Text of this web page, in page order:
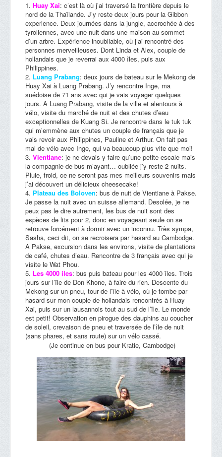
Huay Xai: c’est là où j’ai traversé la frontière depuis le
nord de la Thaïlande. J’y reste deux jours pour la Gibbon
experience. Deux journées dans la jungle, accrochée à des
tyroliennes, avec une nuit dans une maison au sommet
d’un arbre. Expérience inoubliable, où j’ai rencontré des
personnes merveilleuses. Dont Linda et Alex, couple de
hollandais que je reverrai aux 4000 îles, puis aux
Philippines.
Luang Prabang: deux jours de bateau sur le Mekong de
Huay Xai à Luang Prabang. J’y rencontre Inge, ma
suédoise de 71 ans avec qui je vais voyager quelques
jours. A Luang Prabang, visite de la ville et alentours à
vélo, visite du marché de nuit et des chutes d’eau
exceptionnelles de Kuang Si. Je rencontre dans le tuk tuk
qui m’emmène aux chutes un couple de français que je
vais revoir aux Philippines, Pauline et Arthur. On fait pas
mal de vélo avec Inge, qui va beaucoup plus vite que moi!
Vientiane: je ne devais y faire qu’une petite escale mais
la compagnie de bus m’ayant… oubliée j’y reste 2 nuits.
Pluie, froid, ce ne seront pas mes meilleurs souvenirs mais
j’ai découvert un délicieux cheesecake!
Plateau des Boloven: bus de nuit de Vientiane à Pakse.
Je passe la nuit avec un suisse allemand. Desolée, je ne
peux pas le dire autrement, les bus de nuit sont des
espèces de lits pour 2, donc en voyageant seule on se
retrouve forcément à dormir avec un inconnu. Très sympa,
Sasha, ceci dit, on se recroisera par hasard au Cambodge.
A Pakse, excursion dans les environs, visite de plantations
de café, chutes d’eau. Rencontre de 3 français avec qui je
visite le Wat Phou.
Les 4000 iles: bus puis bateau pour les 4000 îles. Trois
jours sur l’île de Don Khone, à faire du rien. Descente du
Mekong sur un pneu, tour de l’île à vélo, où je tombe par
hasard sur mon couple de hollandais rencontrés à Huay
Xai, puis sur un lausannois tout au sud de l’île. Le monde
est petit! Observation en pirogue des dauphins au coucher
de soleil, crevaison de pneu et traversée de l’île de nuit
(sans phares, et sans route) sur un vélo cassé.
(Je continue en bus pour Kratie, Cambodge)